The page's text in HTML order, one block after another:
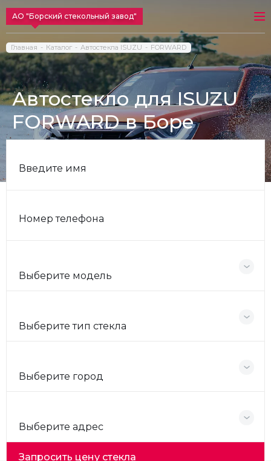
АО "Борский стекольный завод"
Главная Каталог Автостекла ISUZU FORWARD
Автостекло для ISUZU
FORWARD в Боре
Введите имя
Номер телефона
Выберите модель
Выберите тип стекла
Выберите город
Выберите адрес
Запросить цену стекла